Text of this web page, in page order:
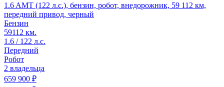
1.6 AMT (122 л.с.), бензин, робот, внедорожник, 59 112 км,
передний привод, черный
Бензин
59112 км.
1.6 / 122 л.с.
Передний
Робот
2 владельца
659 900 ₽